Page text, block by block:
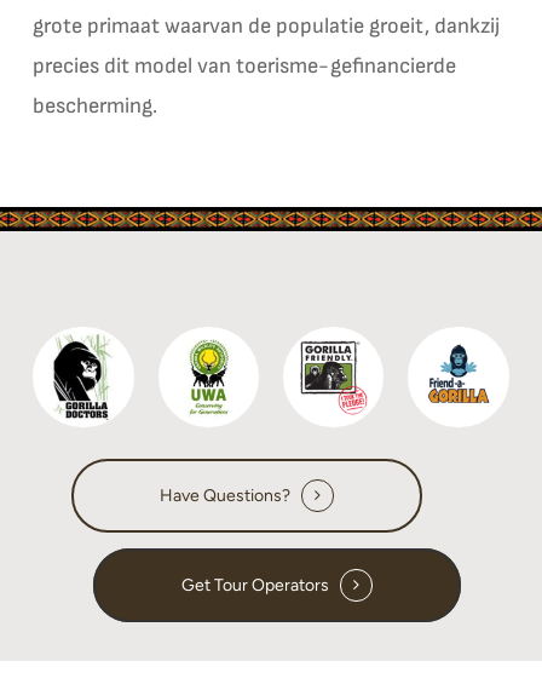
grote primaat waarvan de populatie groeit, dankzij
precies dit model van toerisme-gefinancierde
bescherming.
Have Questions?
Get Tour Operators